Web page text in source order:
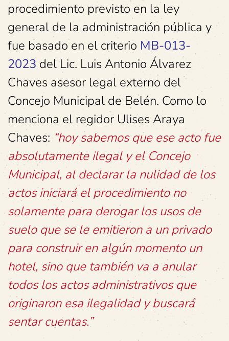
procedimiento previsto en la ley
general de la administración pública y
fue basado en el criterio MB-013-
2023 del Lic. Luis Antonio Álvarez
Chaves asesor legal externo del
Concejo Municipal de Belén. Como lo
menciona el regidor Ulises Araya
Chaves: “hoy sabemos que ese acto fue
absolutamente ilegal y el Concejo
Municipal, al declarar la nulidad de los
actos iniciará el procedimiento no
solamente para derogar los usos de
suelo que se le emitieron a un privado
para construir en algún momento un
hotel, sino que también va a anular
todos los actos administrativos que
originaron esa ilegalidad y buscará
sentar cuentas.”